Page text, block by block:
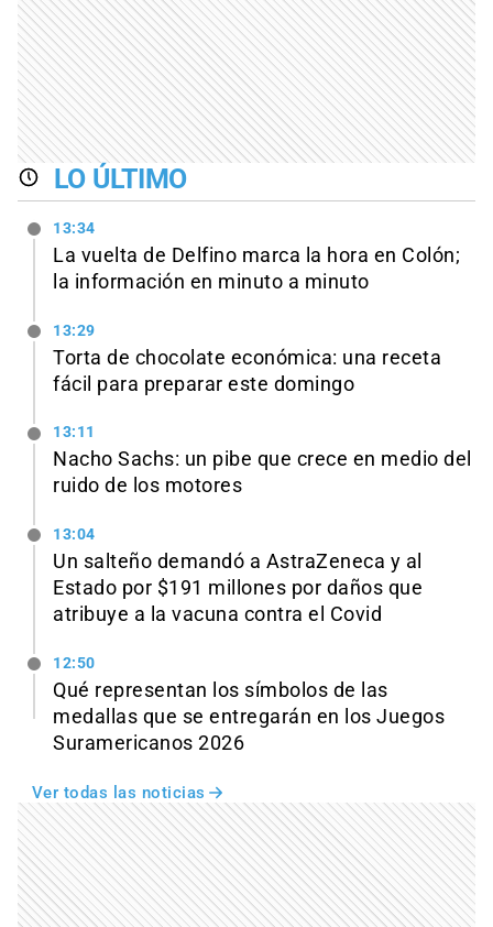
LO ÚLTIMO
13:34
La vuelta de Delfino marca la hora en Colón;
la información en minuto a minuto
13:29
Torta de chocolate económica: una receta
fácil para preparar este domingo
13:11
Nacho Sachs: un pibe que crece en medio del
ruido de los motores
13:04
Un salteño demandó a AstraZeneca y al
Estado por $191 millones por daños que
atribuye a la vacuna contra el Covid
12:50
Qué representan los símbolos de las
medallas que se entregarán en los Juegos
Suramericanos 2026
Ver todas las noticias